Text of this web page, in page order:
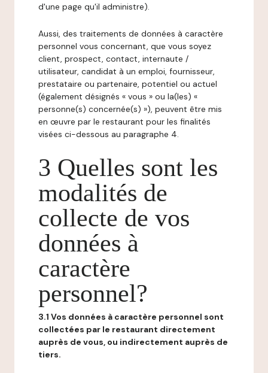
d'une page qu'il administre).
Aussi, des traitements de données à caractère
personnel vous concernant, que vous soyez
client, prospect, contact, internaute /
utilisateur, candidat à un emploi, fournisseur,
prestataire ou partenaire, potentiel ou actuel
(également désignés « vous » ou la(les) «
personne(s) concernée(s) »), peuvent être mis
en œuvre par le restaurant pour les finalités
visées ci-dessous au paragraphe 4.
3 Quelles sont les
modalités de
collecte de vos
données à
caractère
personnel?
3.1 Vos données à caractère personnel sont
collectées par le restaurant directement
auprès de vous, ou indirectement auprès de
tiers.